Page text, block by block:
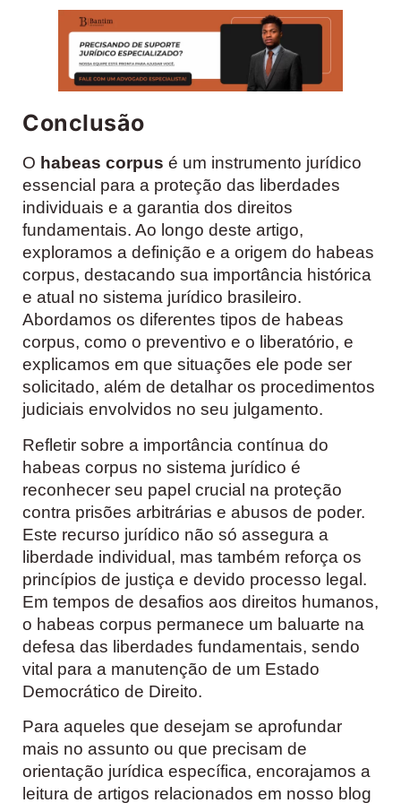
Conclusão
O habeas corpus é um instrumento jurídico
essencial para a proteção das liberdades
individuais e a garantia dos direitos
fundamentais. Ao longo deste artigo,
exploramos a definição e a origem do habeas
corpus, destacando sua importância histórica
e atual no sistema jurídico brasileiro.
Abordamos os diferentes tipos de habeas
corpus, como o preventivo e o liberatório, e
explicamos em que situações ele pode ser
solicitado, além de detalhar os procedimentos
judiciais envolvidos no seu julgamento.
Refletir sobre a importância contínua do
habeas corpus no sistema jurídico é
reconhecer seu papel crucial na proteção
contra prisões arbitrárias e abusos de poder.
Este recurso jurídico não só assegura a
liberdade individual, mas também reforça os
princípios de justiça e devido processo legal.
Em tempos de desafios aos direitos humanos,
o habeas corpus permanece um baluarte na
defesa das liberdades fundamentais, sendo
vital para a manutenção de um Estado
Democrático de Direito.
Para aqueles que desejam se aprofundar
mais no assunto ou que precisam de
orientação jurídica específica, encorajamos a
leitura de artigos relacionados em nosso blog